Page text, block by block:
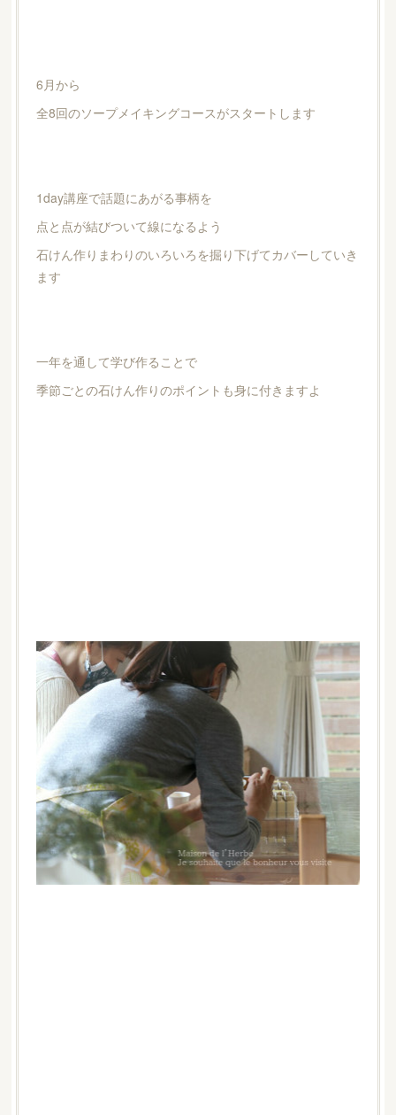
6月から
全8回のソープメイキングコースがスタートします
1day講座で話題にあがる事柄を
点と点が結びついて線になるよう
石けん作りまわりのいろいろを掘り下げてカバーしていき
ます
一年を通して学び作ることで
季節ごとの石けん作りのポイントも身に付きますよ